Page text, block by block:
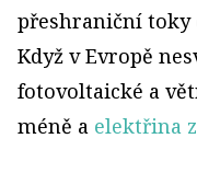
přeshraniční toky
Když v Evropě
fotovoltaické a
méně a elektřina